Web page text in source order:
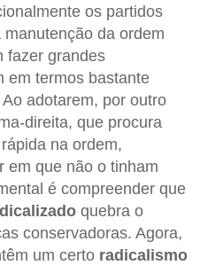
os partidos
da ordem
fazer grandes
em termos bastante
adotarem, por outro
direita, que procura
na ordem,
em que não o tinham
é compreender que
quebra o
conservadoras. Agora,
um certo radicalismo